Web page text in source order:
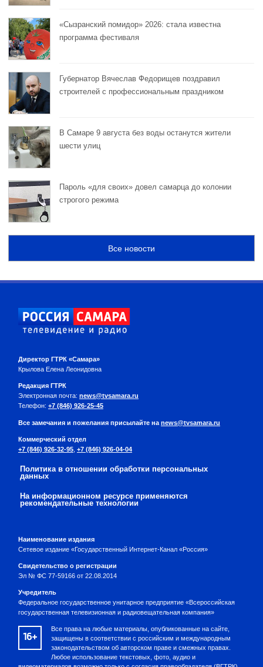
«Сызранский помидор» 2026: стала известна
программа фестиваля
Губернатор Вячеслав Федорищев поздравил
строителей с профессиональным праздником
В Самаре 9 августа без воды останутся жители
шести улиц
Пароль «для своих» довел самарца до колонии
строгого режима
Все новости
Директор ГТРК «Самара»
Крылова Елена Леонидовна
Редакция ГТРК
Электронная почта: news@tvsamara.ru
Телефон: +7 (846) 926-25-45
Все замечания и пожелания присылайте на news@tvsamara.ru
Коммерческий отдел
+7 (846) 926-32-95 +7 (846) 926-04-04
Политика в отношении обработки персональных
данных
На информационном ресурсе применяются
рекомендательные технологии
Наименование издания
Сетевое издание «Государственный Интернет-Канал «Россия»
Свидетельство о регистрации
Эл № ФС 77-59166 от 22.08.2014
Учредитель
Федеральное государственное унитарное предприятие «Всероссийская
государственная телевизионная и радиовещательная компания»
16+
Все права на любые материалы, опубликованные на сайте,
защищены в соответствии с российским и международным
законодательством об авторском праве и смежных правах.
Любое использование текстовых, фото, аудио и